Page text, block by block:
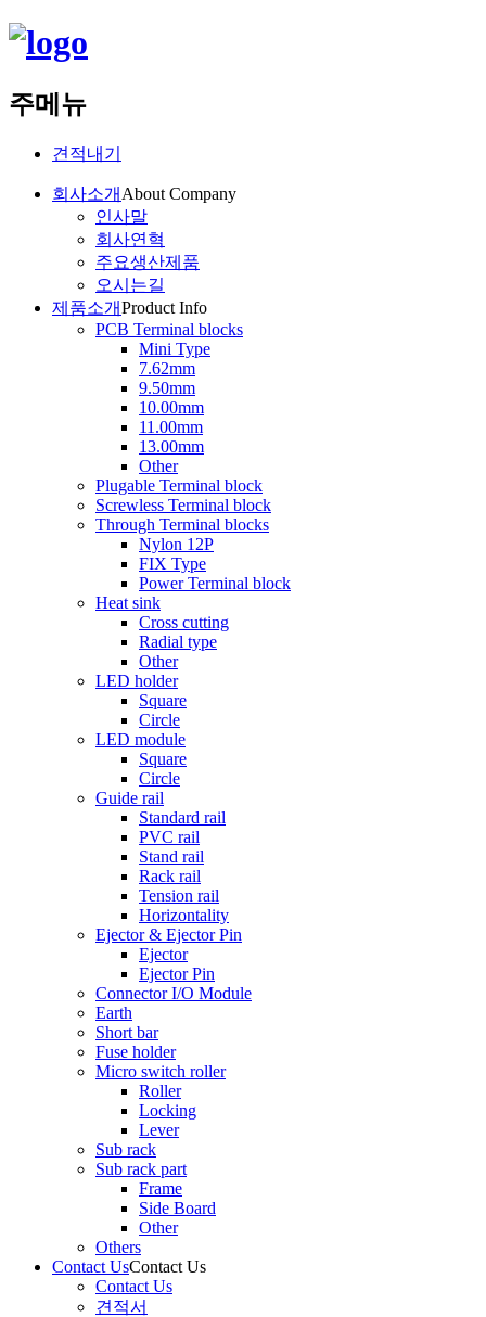
주메뉴
견적내기
회사소개 About Company
인사말
회사연혁
주요생산제품
오시는길
제품소개Product Info
PCB Terminal blocks
Mini Type
7.62mm
9.50mm
10.00mm
11.00mm
13.00mm
Other
Plugable Terminal block
Screwless Terminal block
Through Terminal blocks
Nylon 12P
FIX Type
Power Terminal block
Heat sink
Cross cutting
Radial type
Other
LED holder
Square
Circle
LED module
Square
Circle
Guide rail
Standard rail
PVC rail
Stand rail
Rack rail
Tension rail
Horizontality
Ejector & Ejector Pin
Ejector
Ejector Pin
Connector I/O Module
Earth
Short bar
Fuse holder
Micro switch roller
Roller
Locking
Lever
Sub rack
Sub rack part
Frame
Side Board
Other
Others
Contact UsContact Us
Contact Us
견적서